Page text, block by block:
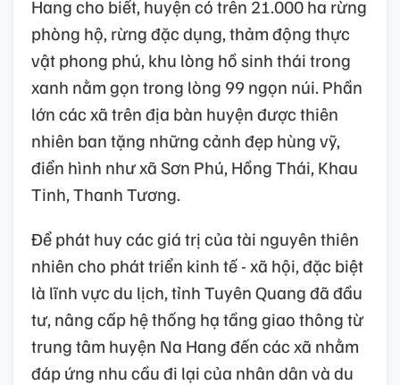
Hang cho biết, huyện có trên 21.000 ha rừng
phòng hộ, rừng đặc dụng, thảm động thực
vật phong phú, khu lòng hồ sinh thái trong
xanh nằm gọn trong lòng 99 ngọn núi. Phần
lớn các xã trên địa bàn huyện được thiên
nhiên ban tặng những cảnh đẹp hùng vỹ,
điển hình như xã Sơn Phú, Hồng Thái, Khau
Tinh, Thanh Tương.
Để phát huy các giá trị của tài nguyên thiên
nhiên cho phát triển kinh tế - xã hội, đặc biệt
là lĩnh vực du lịch, tỉnh Tuyên Quang đã đầu
tư, nâng cấp hệ thống hạ tầng giao thông từ
trung tâm huyện Na Hang đến các xã nhằm
đáp ứng nhu cầu đi lại của nhân dân và du